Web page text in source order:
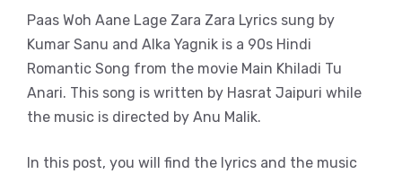
Paas Woh Aane Lage Zara Zara Lyrics sung by
Kumar Sanu and Alka Yagnik is a 90s Hindi
Romantic Song from the movie Main Khiladi Tu
Anari. This song is written by Hasrat Jaipuri while
the music is directed by Anu Malik.
In this post, you will find the lyrics and the music